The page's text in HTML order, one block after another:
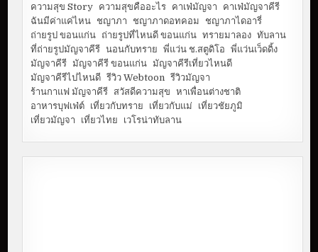
ความสุข Story ความสุขคืออะไร คาเฟ่มัญจา
คาเฟ่มัญจาคีรี
ฉันมีค่าแค่ไหน ชญาภา ชญาภาดอทคอม
ชญาภาไดอารี่
ถ่ายรูป ขอนแก่น ถ่ายรูปที่ไหนดี ขอนแก่น ทรายมาลอง ทับลาน
ที่ถ่ายรูปมัญจาคีรี นอนกับทราย พี่แว่น ช.สตูดิโอ
พี่แว่นเว็ดดิ้ง
มัญจาคีรี มัญจาคีรี ขอนแก่น มัญจาคีรีเที่ยวไหนดี
มัญจาคีรีไปไหนดี รีวิว Webtoon
รีวิวมัญจา
ร้านกาแฟ มัญจาคีรี สวัสดีความสุข
หาเพื่อนต่างชาติ
อาหารบุฟเฟ่ต์ เที่ยวกับทราย เที่ยวกับแม่
เที่ยวชัยภูมิ
เที่ยวมัญจา
เที่ยวไทย เวโรน่าทับลาน